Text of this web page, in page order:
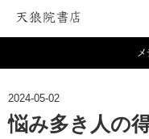
2024-05-02
悩み多き人の